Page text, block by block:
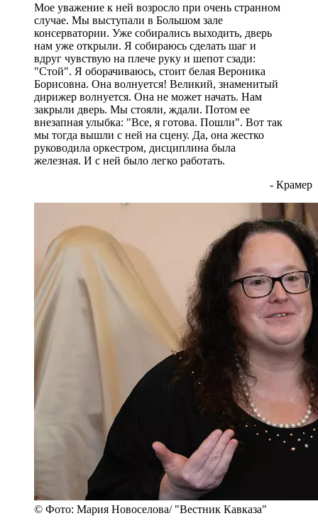
Мое уважение к ней возросло при очень странном
случае. Мы выступали в Большом зале
консерватории. Уже собирались выходить, дверь
нам уже открыли. Я собираюсь сделать шаг и
вдруг чувствую на плече руку и шепот сзади:
"Стой". Я оборачиваюсь, стоит белая Вероника
Борисовна. Она волнуется! Великий, знаменитый
дирижер волнуется. Она не может начать. Нам
закрыли дверь. Мы стояли, ждали. Потом ее
внезапная улыбка: "Все, я готова. Пошли". Вот так
мы тогда вышли с ней на сцену. Да, она жестко
руководила оркестром, дисциплина была
железная. И с ней было легко работать.
- Крамер
© Фото: Мария Новоселова/ "Вестник Кавказа"